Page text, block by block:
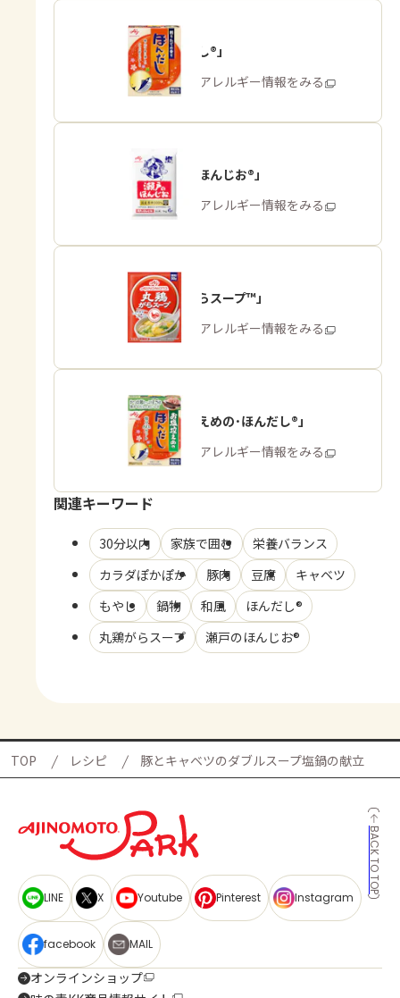
「ほんだし®」
商品・アレルギー情報をみる
「瀬戸のほんじお®」
商品・アレルギー情報をみる
「丸鶏がらスープ™」
商品・アレルギー情報をみる
「お塩控えめの･ほんだし®」
商品・アレルギー情報をみる
関連キーワード
30分以内 家族で囲む
栄養バランス
カラダぽかぽか
豚肉 豆腐
キャベツ
もやし
鍋物 和風
ほんだし®
丸鶏がらスープ
瀬戸のほんじお®
TOP レシピ 豚とキャベツのダブルスープ塩鍋の献立
BACK TO TOP
LINE X Youtube Pinterest Instagram
facebook MAIL
オンラインショップ